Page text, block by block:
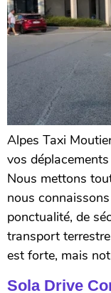
Alpes Taxi
vos
Nous mettons
nous
ponctualité, de
transport
est forte, mais
Sola Drive